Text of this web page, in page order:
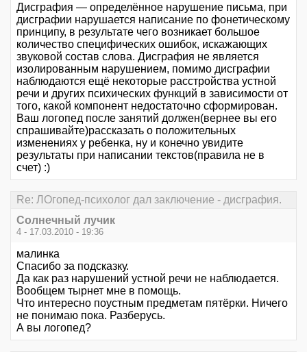
Дисграфия — определённое нарушение письма, при
дисграфии нарушается написание по фонетическому
принципу, в результате чего возникает большое
количество специфических ошибок, искажающих
звуковой состав слова. Дисграфия не является
изолированным нарушением, помимо дисграфии
наблюдаются ещё некоторые расстройства устной
речи и других психических функций в зависимости от
того, какой компонент недостаточно сформирован.
Ваш логопед после занятий должен(вернее вы его
спрашивайте)рассказать о положительных
изменениях у ребенка, ну и конечно увидите
результаты при написании текстов(правила не в
счет) :)
Re: ЛОгопед-психолог дал заключение - дисграфия.
Солнечный лучик
4 - 17.03.2010 - 19:36
малинка
Спасибо за подсказку.
Да как раз нарушений устной речи не наблюдается.
Вообщем тырнет мне в помощь.
Что интересно поустным предметам пятёрки. Ничего
не понимаю пока. Разберусь.
А вы логопед?